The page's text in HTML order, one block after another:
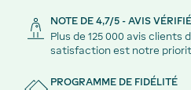
NOTE DE 4,7/5 - AVIS
Plus de 125 000 avis clients
satisfaction est notre
PROGRAMME DE FIDÉLITÉ